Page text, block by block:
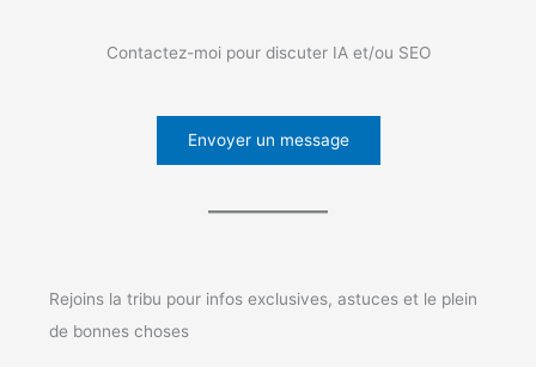
Contactez-moi pour discuter IA et/ou SEO
Envoyer un message
Rejoins la tribu pour infos exclusives, astuces et le plein
de bonnes choses